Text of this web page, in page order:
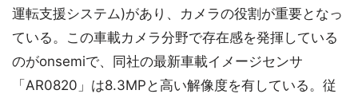
運転支援システム)があり、カメラの役割が重要となっ
ている。この車載カメラ分野で存在感を発揮している
のがonsemiで、同社の最新車載イメージセンサ
「AR0820」は8.3MPと高い解像度を有している。従